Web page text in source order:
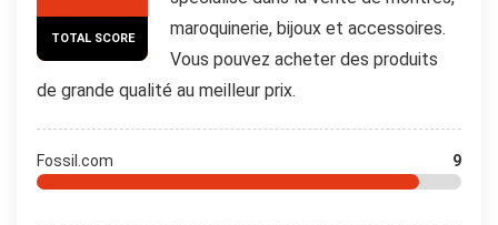
TOTAL SCORE
maroquinerie, bijoux et accessoires.
Vous pouvez acheter des produits
de grande qualité au meilleur prix.
Fossil.com 9